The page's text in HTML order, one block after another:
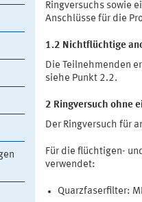
Ringversuchs sowie
Anschlüsse für die
1.2 Nichtflüchtige
Die Teilnehmenden
siehe Punkt 2.2.
2 Ringversuch ohne
Der Ringversuch für
Für die flüchtigen-
verwendet:
Quarzfaserfilter: